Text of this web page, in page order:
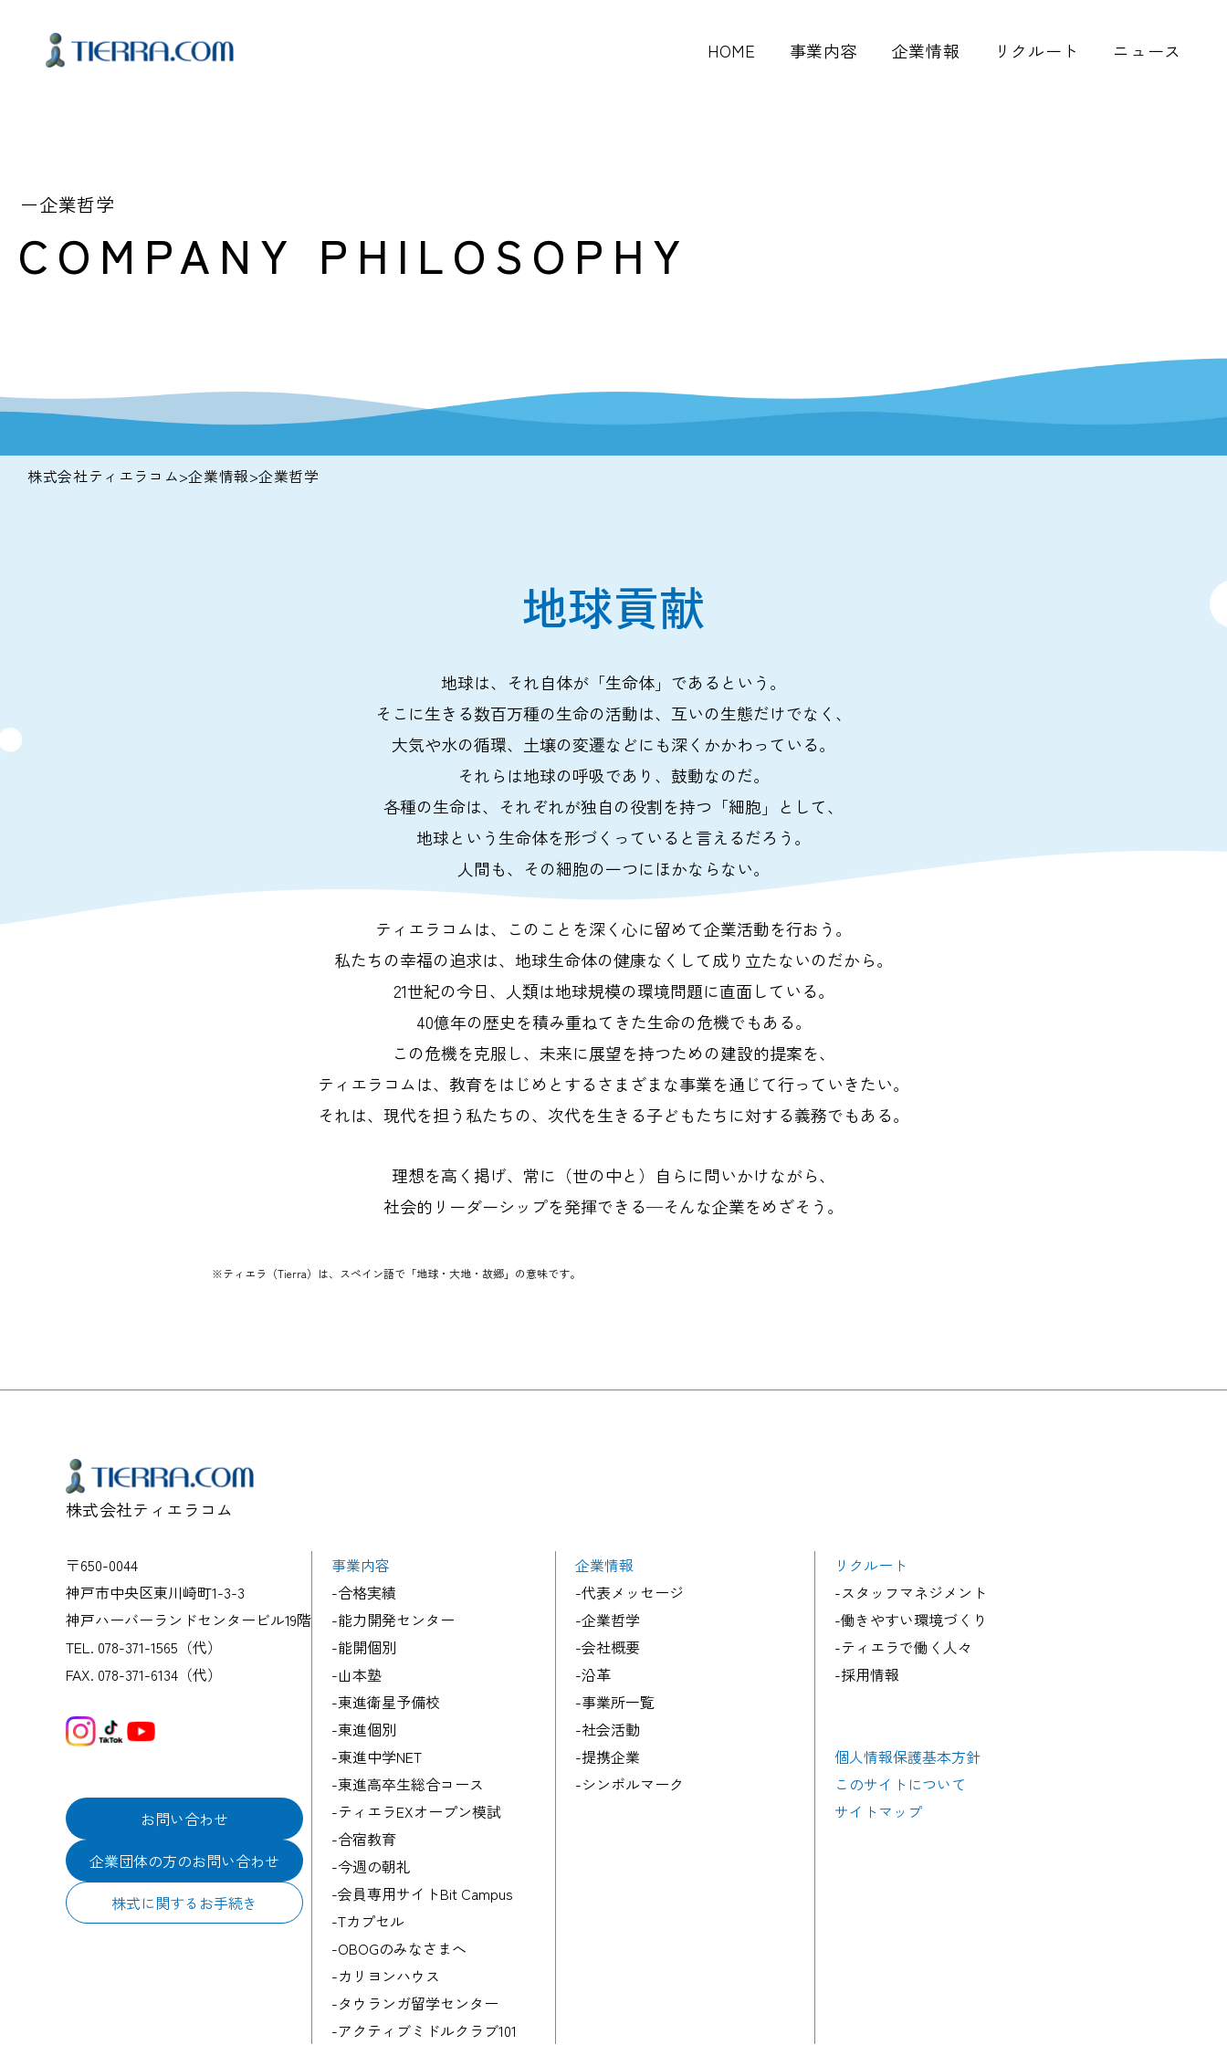
HOME 事業内容 企業情報 リクルート ニュース
ー企業哲学
COMPANY PHILOSOPHY
株式会社ティエラコム>企業情報>企業哲学
地球貢献
地球は、それ自体が「生命体」であるという。
そこに生きる数百万種の生命の活動は、互いの生態だけでなく、
大気や水の循環、土壌の変遷などにも深くかかわっている。
それらは地球の呼吸であり、鼓動なのだ。
各種の生命は、それぞれが独自の役割を持つ「細胞」として、
地球という生命体を形づくっていると言えるだろう。
人間も、その細胞の一つにほかならない。
ティエラコムは、このことを深く心に留めて企業活動を行おう。
私たちの幸福の追求は、地球生命体の健康なくして成り立たないのだから。
21世紀の今日、人類は地球規模の環境問題に直面している。
40億年の歴史を積み重ねてきた生命の危機でもある。
この危機を克服し、未来に展望を持つための建設的提案を、
ティエラコムは、教育をはじめとするさまざまな事業を通じて行っていきたい。
それは、現代を担う私たちの、次代を生きる子どもたちに対する義務でもある。
理想を高く掲げ、常に（世の中と）自らに問いかけながら、
社会的リーダーシップを発揮できる─そんな企業をめざそう。
※ティエラ（Tierra）は、スペイン語で「地球・大地・故郷」の意味です。
株式会社ティエラコム
〒650-0044
神戸市中央区東川崎町1-3-3
神戸ハーバーランドセンタービル19階
TEL. 078-371-1565（代）
FAX. 078-371-6134（代）
お問い合わせ
企業団体の方のお問い合わせ
株式に関するお手続き
事業内容
-合格実績
-能力開発センター
-能開個別
-山本塾
-東進衛星予備校
-東進個別
-東進中学NET
-東進高卒生総合コース
-ティエラEXオープン模試
-合宿教育
-今週の朝礼
-会員専用サイトBit Campus
-Tカプセル
-OBOGのみなさまへ
-カリヨンハウス
-タウランガ留学センター
-アクティブミドルクラブ101
企業情報
-代表メッセージ
-企業哲学
-会社概要
-沿革
-事業所一覧
-社会活動
-提携企業
-シンボルマーク
リクルート
-スタッフマネジメント
-働きやすい環境づくり
-ティエラで働く人々
-採用情報
個人情報保護基本方針
このサイトについて
サイトマップ